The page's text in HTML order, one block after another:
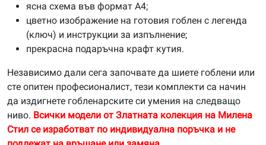
ясна схема във формат А4;
цветно изображение на готовия гоблен с легенда
(ключ) и инструкции за изпълнение;
прекрасна подаръчна крафт кутия.
Независимо дали сега започвате да шиете гоблени или
сте опитен професионалист, тези комплекти са начин
да издигнете гобленарските си умения на следващо
ниво. Всички модели от Златната колекция на Милена
Стил се изработват по индивидуална поръчка и не